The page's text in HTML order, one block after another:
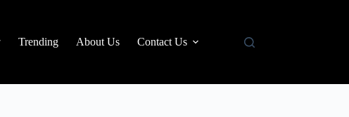
Trending About Us Contact Us